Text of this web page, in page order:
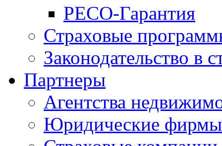
РЕСО-Гарантия
Страховые
Законодательство в
Партнеры
Агентства
Юридические фирмы